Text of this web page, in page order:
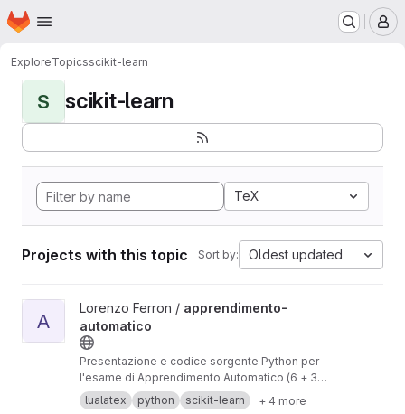
Skip to main content
Homepage
ExploreTopicsscikit-learn
S scikit-learn
TeX
Projects with this topic Sort by: Oldest updated
View apprendimento-automatico project
A
Lorenzo Ferron / apprendimento-
automatico
Presentazione e codice sorgente Python per
l'esame di Apprendimento Automatico (6 + 3
CFU) del prof. Portinale (A.A.2021/22).
lualatex python scikit-learn + 4 more